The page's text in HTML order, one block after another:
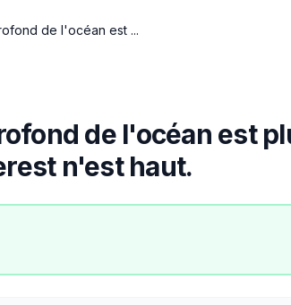
de l'océan est ...
de l'océan est
n'est haut.